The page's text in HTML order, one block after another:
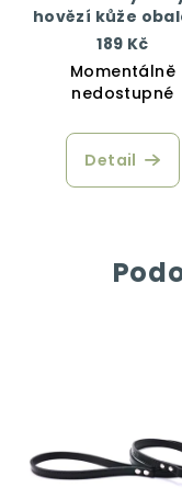
hovězí kůže
kachním 200 g
189 Kč
Momentálně
nedostupné
Detail